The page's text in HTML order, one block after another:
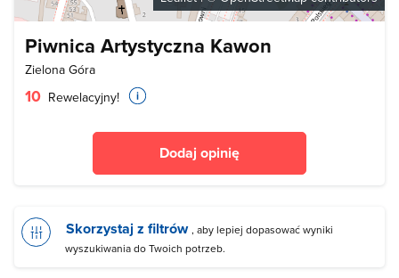
Piwnica Artystyczna Kawon
Zielona Góra
10 Rewelacyjny!
Dodaj opinię
Skorzystaj z filtrów , aby lepiej dopasować wyniki
wyszukiwania do Twoich potrzeb.